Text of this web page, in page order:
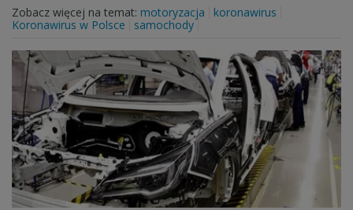
Zobacz więcej na temat: motoryzacja
koronawirus
Koronawirus w Polsce
samochody